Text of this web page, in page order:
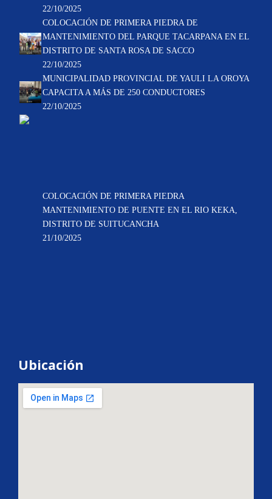
22/10/2025
COLOCACIÓN DE PRIMERA PIEDRA DE
MANTENIMIENTO DEL PARQUE TACARPANA EN EL
DISTRITO DE SANTA ROSA DE SACCO
22/10/2025
MUNICIPALIDAD PROVINCIAL DE YAULI LA OROYA
CAPACITA A MÁS DE 250 CONDUCTORES
22/10/2025
COLOCACIÓN DE PRIMERA PIEDRA
MANTENIMIENTO DE PUENTE EN EL RIO KEKA,
DISTRITO DE SUITUCANCHA
21/10/2025
Ubicación